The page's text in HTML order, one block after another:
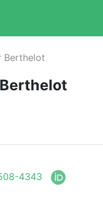
Berthelot
4343